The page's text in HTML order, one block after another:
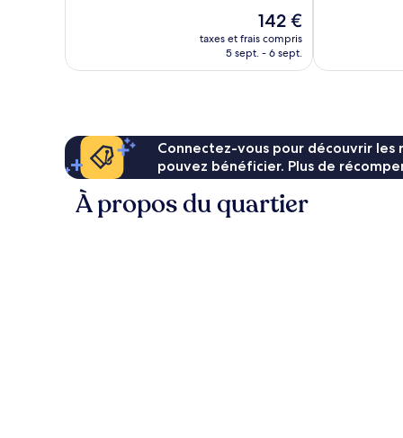
Le
nouveau
prix
142 €
taxes et frais compris
5 sept. - 6 sept.
Connectez-vous pour découvrir
pouvez bénéficier. Plus de
À propos du quartier